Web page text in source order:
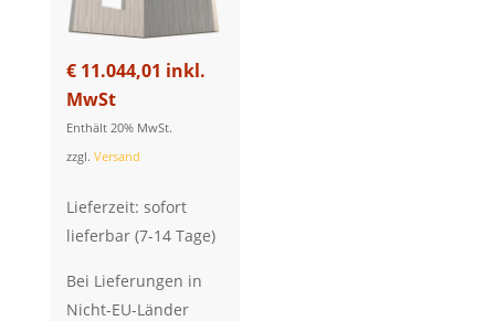
€11.044,01 inkl.
MwSt
Enthält 20% MwSt.
zzgl. Versand
Lieferzeit: sofort
lieferbar (7-14 Tage)
Bei Lieferungen in
Nicht-EU-Länder